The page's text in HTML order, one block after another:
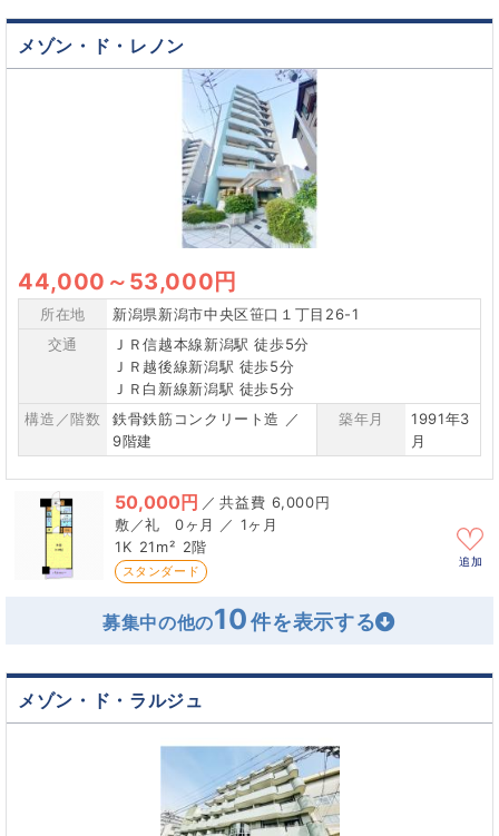
メゾン・ド・レノン
44,000 ～ 53,000円
所在地
新潟県新潟市中央区笹口１丁目26-1
交通
ＪＲ信越本線新潟駅 徒歩5分
ＪＲ越後線新潟駅 徒歩5分
ＪＲ白新線新潟駅 徒歩5分
構造／階数
鉄骨鉄筋コンクリート造 ／
9階建
築年月
1991年3
月
50,000円 ／
6,000円
0ヶ月 ／ 1ヶ月
1K 21m² 2階
スタンダード
追加
募集中の他の10
メゾン・ド・ラルジュ